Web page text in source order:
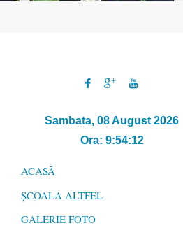
Sambata, 08 August 2026
Ora: 9:54:12
ACASĂ
ȘCOALA ALTFEL
GALERIE FOTO